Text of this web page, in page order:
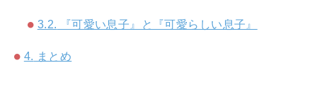
3.2. 『可愛い息子』と『可愛らしい息子』
4. まとめ